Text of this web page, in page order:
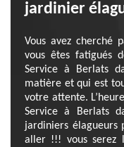
jardinier
Vous avez cherché
vous êtes fatigués
Service à Berlats
matière et qui est
votre attente.
Service à Berlats
jardiniers élagueurs
aller !!! vous serez